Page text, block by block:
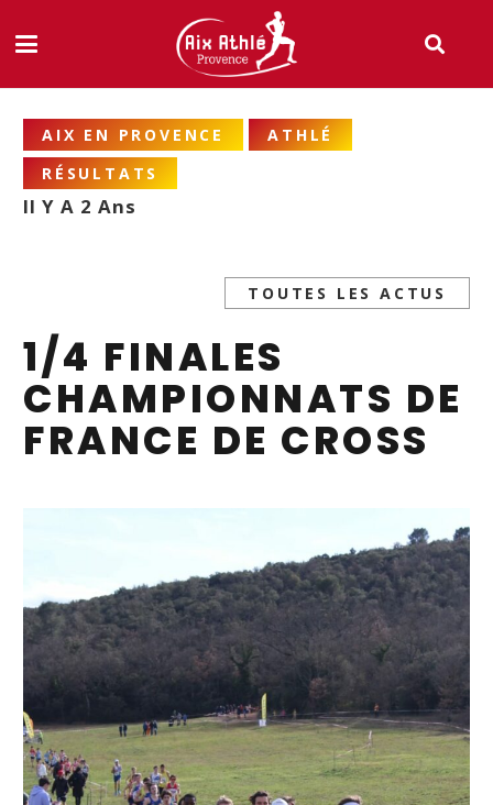
AIX EN PROVENCE
ATHLÉ
RÉSULTATS
Il Y A 2 Ans
TOUTES LES ACTUS
1/4 FINALES
CHAMPIONNATS DE
FRANCE DE CROSS